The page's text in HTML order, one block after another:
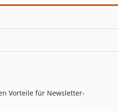
Vorteile für Newsletter-